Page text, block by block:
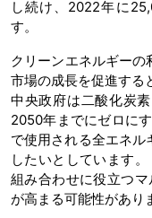
し続け、2022年に
す。
クリーンエネルギー
市場の成長を促進する
中央政府は二酸化炭
2050年までにゼロに
で使用される全エネル
したいとしています
組み合わせに役立つ
が高まる可能性があり